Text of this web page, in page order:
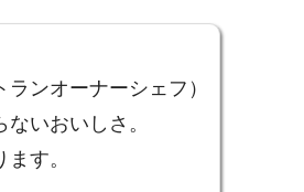
ンオーナーシェフ）
いおいしさ。
す。